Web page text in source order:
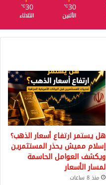
30
℃
الأثنين
30
℃
الثلاثاء
هل يستمر ارتفاع أسعار الذهب؟
إسلام مميش يحذر المستثمرين
ويكشف العوامل الحاسمة
لمسار الأسعار
منذ 8 ساعات